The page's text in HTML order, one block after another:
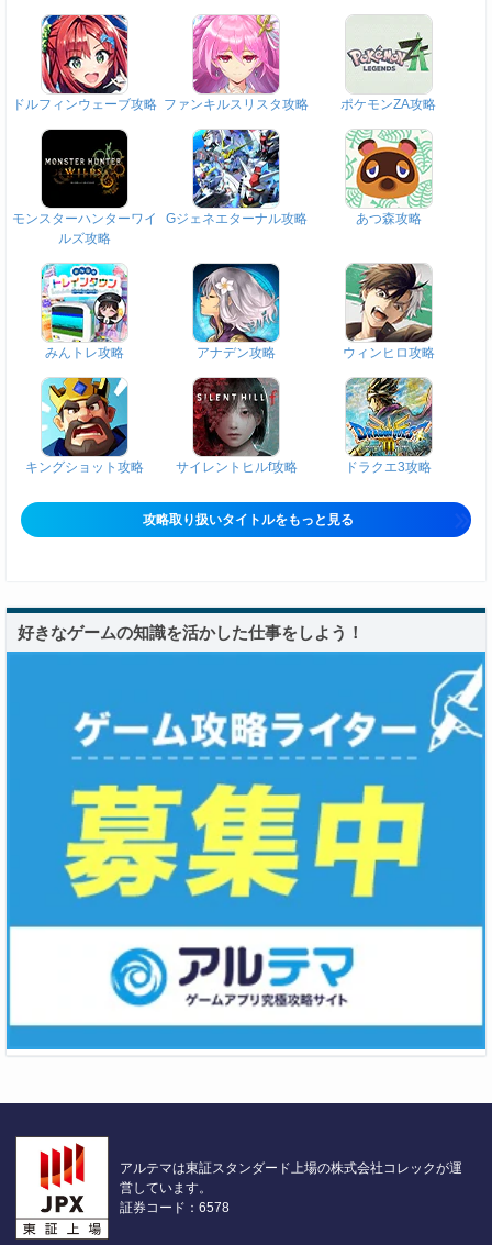
ドルフィンウェーブ攻略 ファンキルスリスタ攻略 ポケモンZA攻略
モンスターハンターワイ
ルズ攻略
Gジェネエターナル攻略 あつ森攻略
みんトレ攻略 アナデン攻略 ウィンヒロ攻略
キングショット攻略 サイレントヒルf攻略 ドラクエ3攻略
攻略取り扱いタイトルをもっと見る
好きなゲームの知識を活かした仕事をしよう！
アルテマは東証スタンダード上場の株式会社コレックが運
営しています。
証券コード：6578